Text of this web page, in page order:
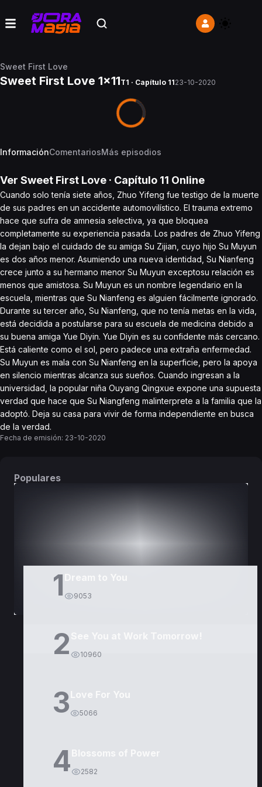
Sweet First Love
Sweet First Love 1x11T1 · Capítulo 1123-10-2020
InformaciónComentariosMás episodios
Ver Sweet First Love · Capítulo 11 Online
Cuando solo tenía siete años, Zhuo Yifeng fue testigo de la muerte
de sus padres en un accidente automovilístico. El trauma extremo
hace que sufra de amnesia selectiva, ya que bloquea
completamente su experiencia pasada. Los padres de Zhuo Yifeng
la dejan bajo el cuidado de su amiga Su Zijian, cuyo hijo Su Muyun
es dos años menor. Asumiendo una nueva identidad, Su Nianfeng
crece junto a su hermano menor Su Muyun exceptosu relación es
menos que amistosa. Su Muyun es un nombre legendario en la
escuela, mientras que Su Nianfeng es alguien fácilmente ignorado.
Durante su tercer año, Su Nianfeng, que no tenía metas en la vida,
está decidida a postularse para su escuela de medicina debido a
su buena amiga Yue Diyin. Yue Diyin es su confidente más cercano.
Está caliente como el sol, pero padece una extraña enfermedad.
Su Muyun es mala con Su Nianfeng en la superficie, pero la apoya
en silencio mientras alcanza sus sueños. Cuando ingresan a la
universidad, la popular niña Ouyang Qingxue expone una supuesta
verdad que hace que Su Niangfeng malinterprete a la familia que la
adoptó. Deja su casa para vivir de forma independiente en busca
de la verdad.
Fecha de emisión: 23-10-2020
Populares
1 9053
2 10960
3Love For You
5066
4Blossoms of Power
2582